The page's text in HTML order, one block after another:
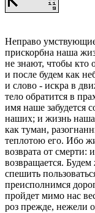
Неправо
прискорбна наша
не знают, чтобы кто
и после будем как
и слово - искра в
тело обратится в
имя наше забудется
наших; и жизнь наша
как туман,
теплотою его. Ибо
возврата от смерти:
возвращается.
спешить
преисполнимся
пройдет мимо нас
роз прежде, нежели